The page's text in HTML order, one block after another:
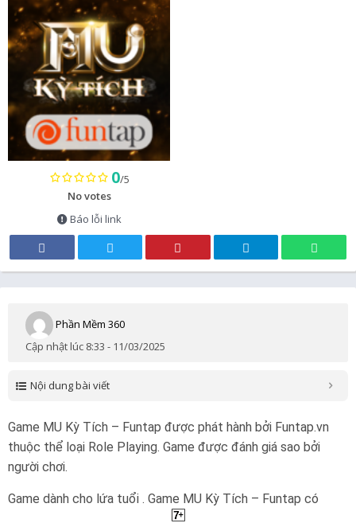
0/5
No votes
Báo lỗi link
Phần Mềm 360
Cập nhật lúc 8:33 - 11/03/2025
Nội dung bài viết
Game MU Kỳ Tích – Funtap được phát hành bởi Funtap.vn
thuộc thể loại Role Playing. Game được đánh giá sao bởi
người chơi.
Game dành cho lứa tuổi . Game MU Kỳ Tích – Funtap có